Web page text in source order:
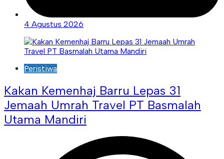
4 Agustus 2026
Peristiwa
Kakan Kemenhaj Barru Lepas 31
Jemaah Umrah Travel PT Basmalah
Utama Mandiri